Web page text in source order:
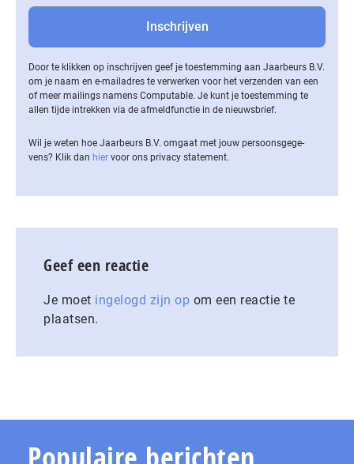
Door te klikken op inschrijven geef je toestemming aan Jaarbeurs B.V.
om je naam en e-mailadres te verwerken voor het verzenden van een
of meer mailings namens Computable. Je kunt je toestemming te
allen tijde intrekken via de af­meld­func­tie in de nieuwsbrief.
Wil je weten hoe Jaarbeurs B.V. omgaat met jouw per­soons­ge­ge­
vens? Klik dan hier voor ons privacy statement.
Geef een reactie
Je moet ingelogd zijn op om een reactie te
plaatsen.